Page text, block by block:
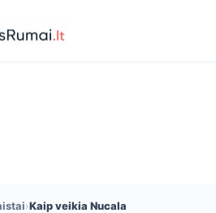
›Kaip veikia Nucala